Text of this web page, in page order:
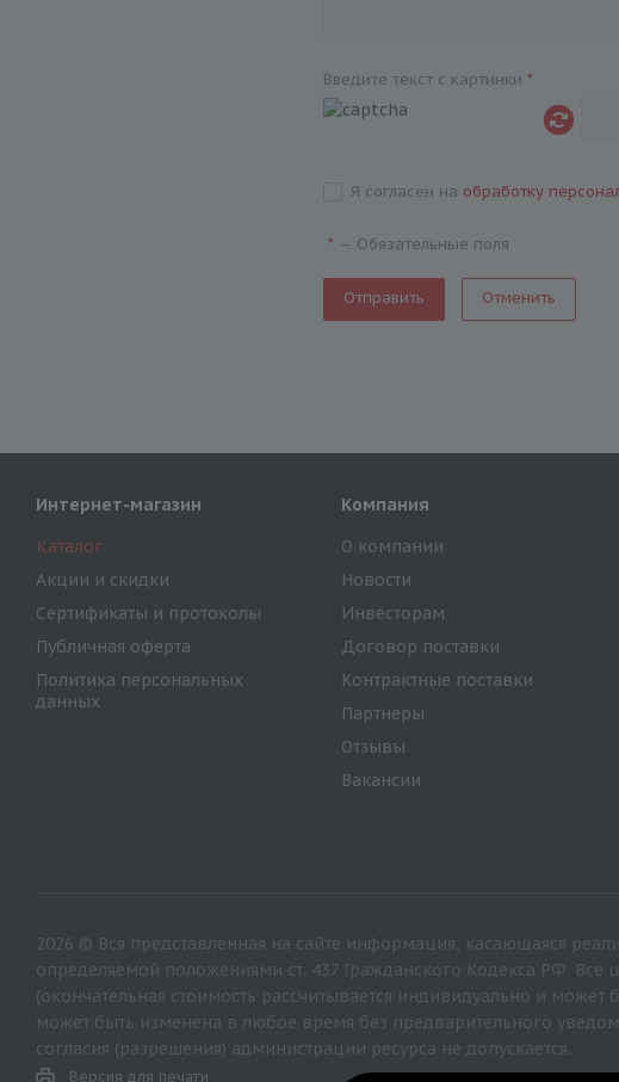
Введите текст с картинки*
Я согласен на обработку
* — Обязательные поля
Отменить
Интернет-магазин
Каталог
Акции и скидки
Сертификаты и протоколы
Публичная оферта
Политика персональных
данных
Компания
О компании
Новости
Инвесторам
Договор поставки
Контрактные поставки
Партнеры
Отзывы
Вакансии
2026 © Вся представленная на сайте информация, касающаяся
определяемой положениями ст. 437 Гражданского Кодекса РФ.
(окончательная стоимость рассчитывается индивидуально и
может быть изменена в любое время без предварительного
согласия (разрешения) администрации ресурса не допускается.
Версия для печати